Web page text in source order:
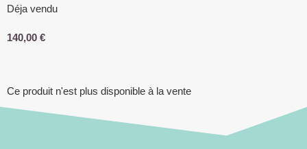
Déja vendu
140,00 €
Ce produit n'est plus disponible à la vente